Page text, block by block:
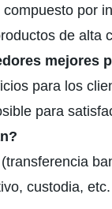
por
de alta
mejores
para los
para
custodia, etc.